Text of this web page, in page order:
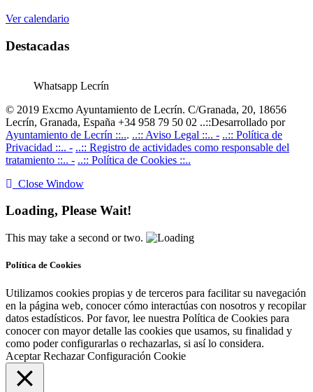
Ver calendario
Destacadas
Whatsapp Lecrín
© 2019 Excmo Ayuntamiento de Lecrín. C/Granada, 20, 18656
Lecrín, Granada, España +34 958 79 50 02 ..::Desarrollado por
Ayuntamiento de Lecrín ::... ..:: Aviso Legal ::.. - ..:: Política de
Privacidad ::.. - ..:: Registro de actividades como responsable del
tratamiento ::.. - ..:: Política de Cookies ::..
Close Window
Loading, Please Wait!
This may take a second or two.
Política de Cookies
Utilizamos cookies propias y de terceros para facilitar su navegación
en la página web, conocer cómo interactúas con nosotros y recopilar
datos estadísticos. Por favor, lee nuestra Política de Cookies para
conocer con mayor detalle las cookies que usamos, su finalidad y
como poder configurarlas o rechazarlas, si así lo considera.
Aceptar Rechazar Configuración Cookie